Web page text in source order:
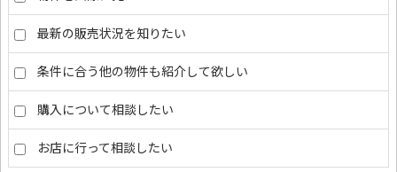
最新の販売状況を知りたい
条件に合う他の物件も紹介して欲しい
購入について相談したい
お店に行って相談したい